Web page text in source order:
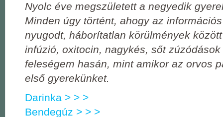
Nyolc éve megszületett a negyedik
Minden úgy történt, ahogy az
nyugodt, háborítatlan körülmények
infúzió, oxitocin, nagykés, sőt
feleségem hasán, mint amikor az orvos
első gyerekünket.
Darinka > > >
Bendegúz > > >